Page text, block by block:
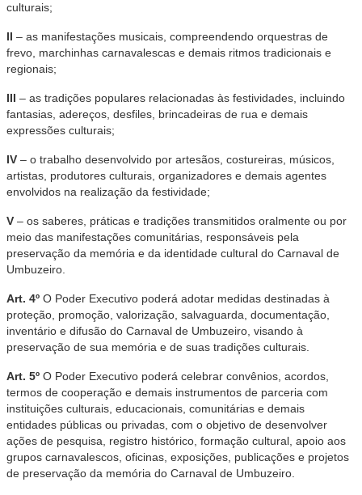
culturais;
II – as manifestações musicais, compreendendo orquestras de
frevo, marchinhas carnavalescas e demais ritmos tradicionais e
regionais;
III – as tradições populares relacionadas às festividades, incluindo
fantasias, adereços, desfiles, brincadeiras de rua e demais
expressões culturais;
IV – o trabalho desenvolvido por artesãos, costureiras, músicos,
artistas, produtores culturais, organizadores e demais agentes
envolvidos na realização da festividade;
V – os saberes, práticas e tradições transmitidos oralmente ou por
meio das manifestações comunitárias, responsáveis pela
preservação da memória e da identidade cultural do Carnaval de
Umbuzeiro.
Art. 4º O Poder Executivo poderá adotar medidas destinadas à
proteção, promoção, valorização, salvaguarda, documentação,
inventário e difusão do Carnaval de Umbuzeiro, visando à
preservação de sua memória e de suas tradições culturais.
Art. 5º O Poder Executivo poderá celebrar convênios, acordos,
termos de cooperação e demais instrumentos de parceria com
instituições culturais, educacionais, comunitárias e demais
entidades públicas ou privadas, com o objetivo de desenvolver
ações de pesquisa, registro histórico, formação cultural, apoio aos
grupos carnavalescos, oficinas, exposições, publicações e projetos
de preservação da memória do Carnaval de Umbuzeiro.